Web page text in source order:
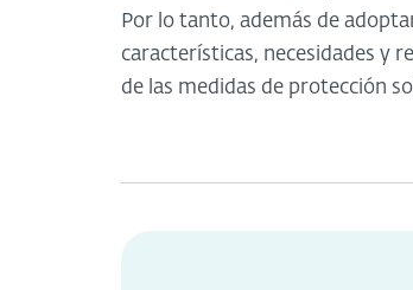
Por lo tanto, además de
características, necesidades y
de las medidas de protección